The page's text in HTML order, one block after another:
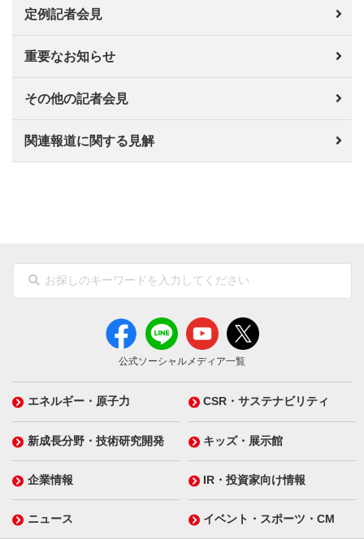
定例記者会見
重要なお知らせ
その他の記者会見
関連報道に関する見解
公式ソーシャルメディア一覧
エネルギー・原子力 CSR・サステナビリティ
新成長分野・技術研究開発 キッズ・展示館
企業情報 IR・投資家向け情報
ニュース イベント・スポーツ・CM